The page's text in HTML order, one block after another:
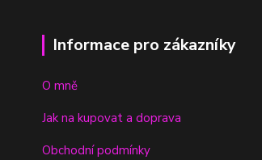
Informace pro zákazníky
O mně
Jak na kupovat a doprava
Obchodní podmínky